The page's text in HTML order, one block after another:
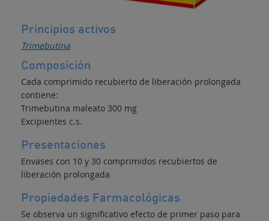
Principios activos
Trimebutina
Composición
Cada comprimido recubierto de liberación prolongada
contiene:
Trimebutina maleato 300 mg
Excipientes c.s.
Presentaciones
Envases con 10 y 30 comprimidos recubiertos de
liberación prolongada
Propiedades Farmacológicas
Se observa un significativo efecto de primer paso para